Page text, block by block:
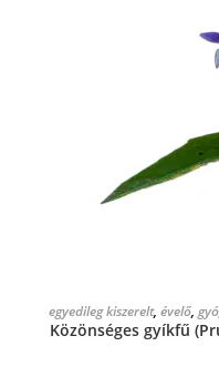
egyedileg kiszerelt, évelő,
Közönséges gyíkfű